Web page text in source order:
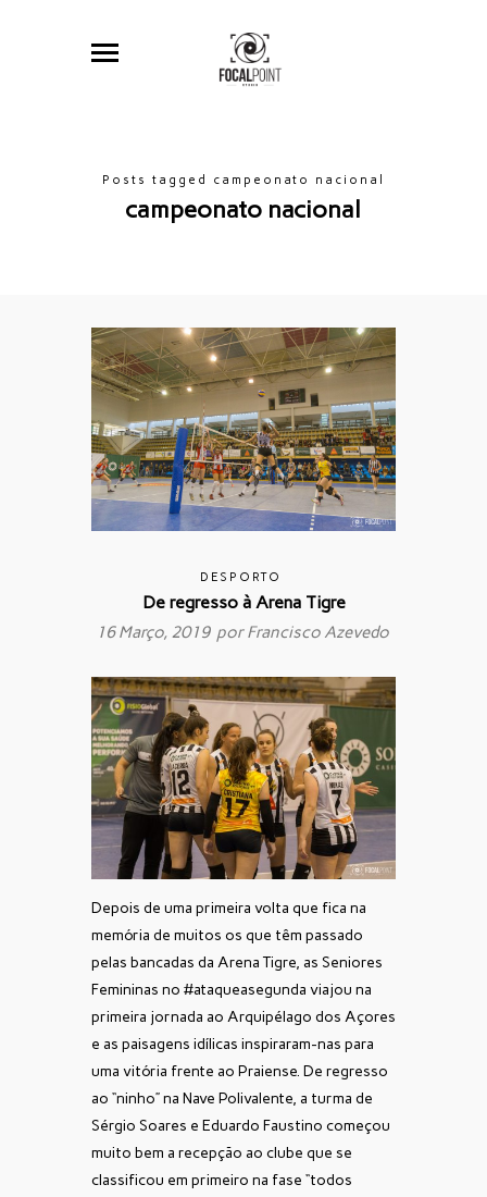
Posts tagged campeonato nacional
campeonato nacional
DESPORTO
De regresso à Arena Tigre
16 Março, 2019 porFrancisco Azevedo
Depois de uma primeira volta que fica na
memória de muitos os que têm passado
pelas bancadas da Arena Tigre, as Seniores
Femininas no #ataqueasegunda viajou na
primeira jornada ao Arquipélago dos Açores
e as paisagens idílicas inspiraram-nas para
uma vitória frente ao Praiense. De regresso
ao “ninho” na Nave Polivalente, a turma de
Sérgio Soares e Eduardo Faustino começou
muito bem a recepção ao clube que se
classificou em primeiro na fase “todos